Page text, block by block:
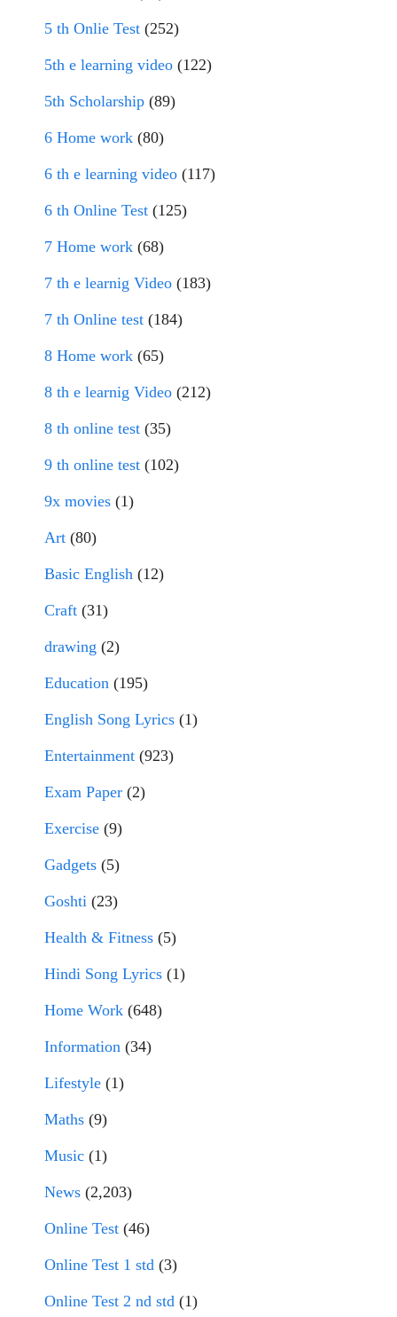
5 th Onlie Test (252)
5th e learning video (122)
5th Scholarship (89)
6 Home work (80)
6 th e learning video (117)
6 th Online Test (125)
7 Home work (68)
7 th e learnig Video (183)
7 th Online test (184)
8 Home work (65)
8 th e learnig Video (212)
8 th online test (35)
9 th online test (102)
9x movies (1)
Art (80)
Basic English (12)
Craft (31)
drawing (2)
Education (195)
English Song Lyrics (1)
Entertainment (923)
Exam Paper (2)
Exercise (9)
Gadgets (5)
Goshti (23)
Health & Fitness (5)
Hindi Song Lyrics (1)
Home Work (648)
Information (34)
Lifestyle (1)
Maths (9)
Music (1)
News (2,203)
Online Test (46)
Online Test 1 std (3)
Online Test 2 nd std (1)